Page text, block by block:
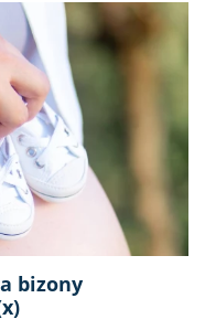
bizony